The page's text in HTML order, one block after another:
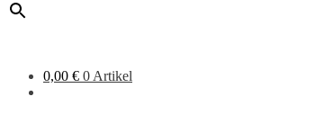
0,00 € 0 Artikel